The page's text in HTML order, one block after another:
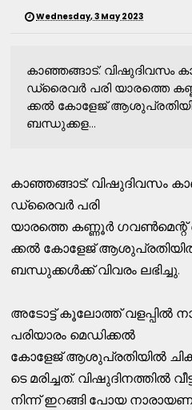
Wednesday, 3 May 2023
കാഞ്ഞങ്ങാട്‌: വിഷുദിവസം
ഡ്രൈവര്‍ പരി യാരത്തെ
ക്കല്‍ കോളേജ്‌ ആശുപ്രതിയില്‍
ബന്ധുക്കള...
കാഞ്ഞങ്ങാട്‌: വിഷുദിവസം
ഡ്രൈവര്‍ പരി
യാരത്തെ കണ്ണൂര്‍ ഗവണ്‍മെന്റ്‌
ക്കല്‍ കോളേജ്‌ ആശുപ്രതിയില്‍
ബന്ധുക്കള്‍ക്ക്‌ വിവരം ലഭിച്ചു.
അടോട്ട്‌ കൂലോത്ത്‌ വളപ്പില്‍
പരിയാരം മെഡിക്കല്‍
കോളേജ്‌ ആശുപ്രതിയില്‍
ടെ മരിച്ചത്‌. വിഷുദിനത്തില്‍
നിന്ന്‌ ഇറങ്ങി പോയ